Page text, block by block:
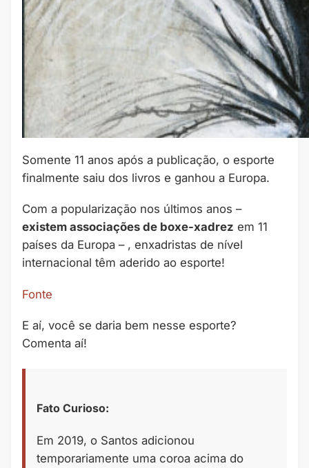
Somente 11 anos após a publicação, o esporte
finalmente saiu dos livros e ganhou a Europa.
Com a popularização nos últimos anos –
existem associações de boxe-xadrez em 11
países da Europa – , enxadristas de nível
internacional têm aderido ao esporte!
Fonte
E aí, você se daria bem nesse esporte?
Comenta aí!
Fato Curioso:
Em 2019, o Santos adicionou
temporariamente uma coroa acima do